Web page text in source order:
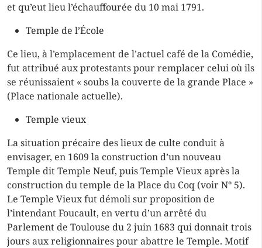
et qu’eut lieu l’échauffourée du 10 mai 1791.
Temple de l’École
Ce lieu, à l’emplacement de l’actuel café de la Comédie,
fut attribué aux protestants pour remplacer celui où ils
se réunissaient « soubs la couverte de la grande Place »
(Place nationale actuelle).
Temple vieux
La situation précaire des lieux de culte conduit à
envisager, en 1609 la construction d’un nouveau
Temple dit Temple Neuf, puis Temple Vieux après la
construction du temple de la Place du Coq (voir N° 5).
Le Temple Vieux fut démoli sur proposition de
l’intendant Foucault, en vertu d’un arrêté du
Parlement de Toulouse du 2 juin 1683 qui donnait trois
jours aux religionnaires pour abattre le Temple. Motif